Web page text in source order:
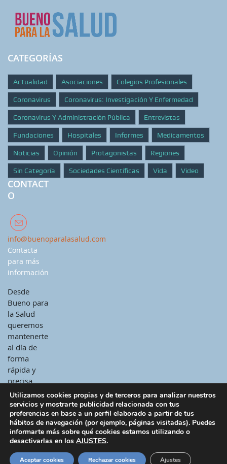
CATEGORÍAS
Actualidad Asociaciones Colegios Profesionales
Coronavirus Coronavirus: Investigación Y Enfermedad
Coronavirus Y Administración Pública Entrevistas
Fundaciones Hospitales Informes Medicamentos
Noticias Opinión Protagonistas Regiones
Sin Categoría Sociedades Científicas Vida Video
CONTACT
O
info@buenoparalasalud.com
Contacta
para más
información
Desde
Bueno para
la Salud
queremos
mantenerte
al día de
forma
rápida y
precisa.
|Política de cookies|Aviso legal|Política de privacidad
Utilizamos cookies propias y de terceros para analizar nuestros
servicios y mostrarte publicidad relacionada con tus
preferencias en base a un perfil elaborado a partir de tus
hábitos de navegación (por ejemplo, páginas visitadas). Puedes
informarte más sobre qué cookies estamos utilizando o
desactivarlas en los AJUSTES.
Aceptar cookies Rechazar cookies Ajustes